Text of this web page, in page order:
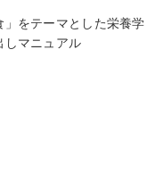
」をテーマとした栄養学
しマニュアル